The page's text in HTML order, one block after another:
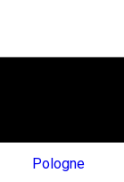
Pologne